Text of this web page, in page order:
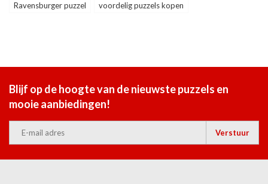
Ravensburger puzzel voordelig puzzels kopen
Blijf op de hoogte van de nieuwste puzzels en
mooie aanbiedingen!
Verstuur